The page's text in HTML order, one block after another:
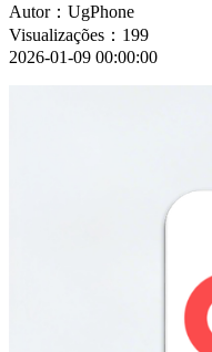
Autor：UgPhone
Visualizações：199
2026-01-09 00:00:00